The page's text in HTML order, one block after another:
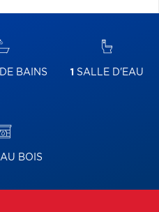
BAINS 1 SALLE D'EAU
BOIS